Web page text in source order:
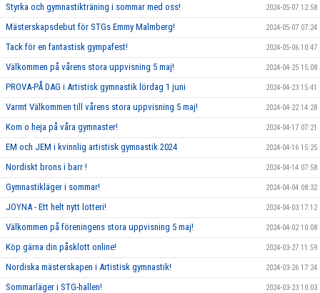
Styrka och gymnastikträning i sommar med oss! 2024-05-07 12:58
Mästerskapsdebut för STGs Emmy Malmberg! 2024-05-07 07:24
Tack för en fantastisk gympafest! 2024-05-06 10:47
Välkommen på vårens stora uppvisning 5 maj! 2024-04-25 15:08
PROVA-PÅ DAG i Artistisk gymnastik lördag 1 juni 2024-04-23 15:41
Varmt Välkommen till vårens stora uppvisning 5 maj! 2024-04-22 14:28
Kom o heja på våra gymnaster! 2024-04-17 07:21
EM och JEM i kvinnlig artistisk gymnastik 2024 2024-04-16 15:25
Nordiskt brons i barr ! 2024-04-14 07:58
Gymnastikläger i sommar! 2024-04-04 08:32
JOYNA - Ett helt nytt lotteri! 2024-04-03 17:12
Välkommen på föreningens stora uppvisning 5 maj! 2024-04-02 10:08
Köp gärna din påsklott online! 2024-03-27 11:59
Nordiska mästerskapen i Artistisk gymnastik! 2024-03-26 17:24
Sommarläger i STG-hallen! 2024-03-23 10:03